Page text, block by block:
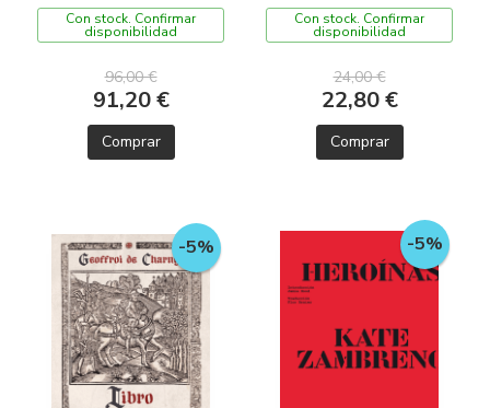
LENGUAS
Con stock. Confirmar
disponibilidad
96,00 €
91,20 €
Comprar
Con stock. Confirmar
disponibilidad
24,00 €
22,80 €
Comprar
-5% -5%